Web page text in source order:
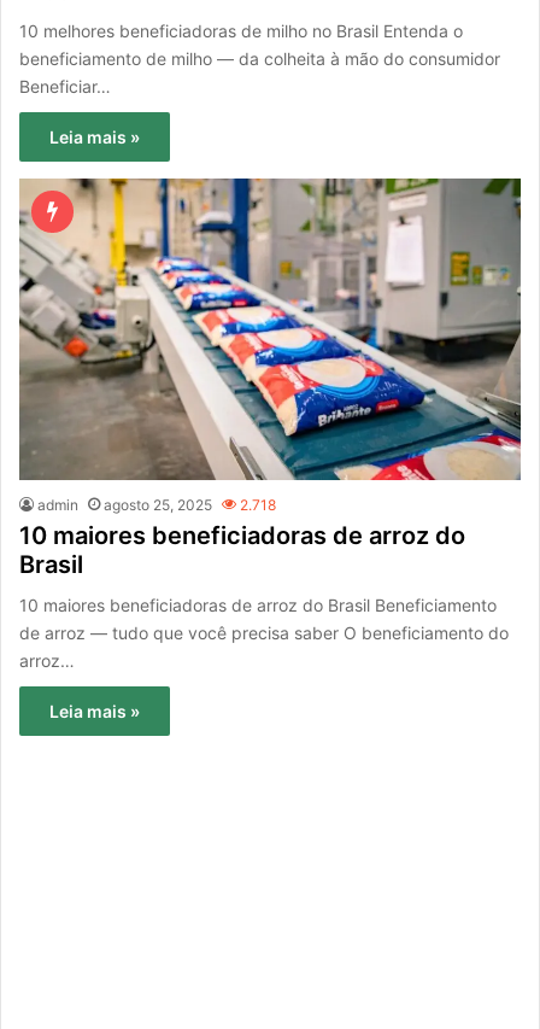
10 melhores beneficiadoras de milho no Brasil Entenda o
beneficiamento de milho — da colheita à mão do consumidor
Beneficiar…
Leia mais »
admin agosto 25, 2025 2.718
10 maiores beneficiadoras de arroz do
Brasil
10 maiores beneficiadoras de arroz do Brasil Beneficiamento
de arroz — tudo que você precisa saber O beneficiamento do
arroz…
Leia mais »